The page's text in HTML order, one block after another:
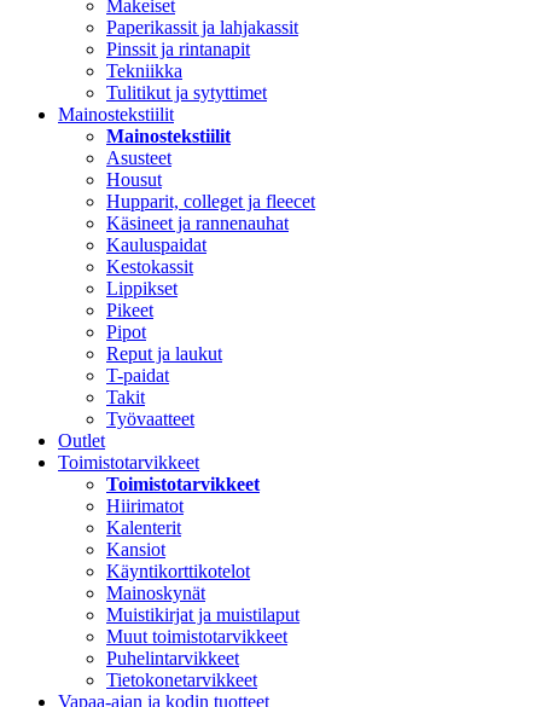
Makeiset
Paperikassit ja lahjakassit
Pinssit ja rintanapit
Tekniikka
Tulitikut ja sytyttimet
Mainostekstiilit
Mainostekstiilit
Asusteet
Housut
Hupparit, colleget ja fleecet
Käsineet ja rannenauhat
Kauluspaidat
Kestokassit
Lippikset
Pikeet
Pipot
Reput ja laukut
T-paidat
Takit
Työvaatteet
Outlet
Toimistotarvikkeet
Toimistotarvikkeet
Hiirimatot
Kalenterit
Kansiot
Käyntikorttikotelot
Mainoskynät
Muistikirjat ja muistilaput
Muut toimistotarvikkeet
Puhelintarvikkeet
Tietokonetarvikkeet
Vapaa-ajan ja kodin tuotteet